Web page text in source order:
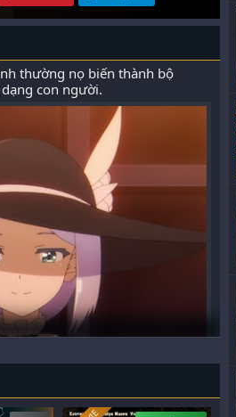
thường nọ biến thành bộ
con người.